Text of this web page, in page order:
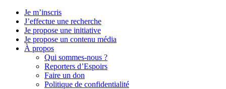
Je m’inscris
J’effectue une recherche
Je propose une initiative
Je propose un contenu média
À propos
Qui sommes-nous ?
Reporters d’Espoirs
Faire un don
Politique de confidentialité